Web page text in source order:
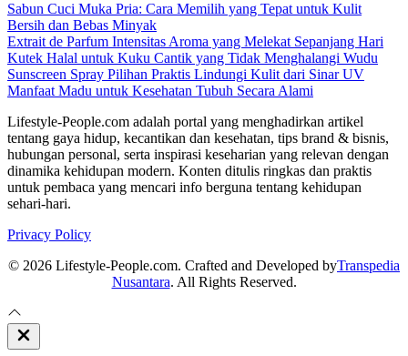
Sabun Cuci Muka Pria: Cara Memilih yang Tepat untuk Kulit
Bersih dan Bebas Minyak
Extrait de Parfum Intensitas Aroma yang Melekat Sepanjang Hari
Kutek Halal untuk Kuku Cantik yang Tidak Menghalangi Wudu
Sunscreen Spray Pilihan Praktis Lindungi Kulit dari Sinar UV
Manfaat Madu untuk Kesehatan Tubuh Secara Alami
Lifestyle-People.com adalah portal yang menghadirkan artikel
tentang gaya hidup, kecantikan dan kesehatan, tips brand & bisnis,
hubungan personal, serta inspirasi keseharian yang relevan dengan
dinamika kehidupan modern. Konten ditulis ringkas dan praktis
untuk pembaca yang mencari info berguna tentang kehidupan
sehari-hari.
Privacy Policy
© 2026 Lifestyle-People.com. Crafted and Developed byTranspedia
Nusantara. All Rights Reserved.
Close
Off